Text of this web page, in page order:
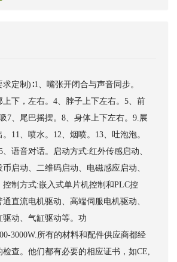
定制)∶1、嘴张开闭合与声音同步。
上下，左右。4、脖子上下左右。5、前
7、尾巴摇摆。8、身体上下左右。9.展
11、喷水。12、烟喷。13、吐泡泡。
、语音对话。启动方式:红外传感启动、
启动、二维码启动、电磁感应启动、
制方式:嵌入式单片机控制和PLC控
直流电机驱动、高端伺服电机驱动、
动、气缸驱动等。功
3000W.所有的材料和配件供应商都经
查。他们都有必要的相应证书，如CE,